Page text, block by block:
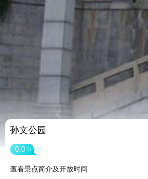
孙文公园
0.0 分
查看景点简介及开放时间